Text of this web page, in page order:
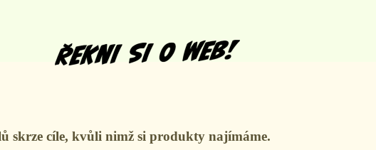
skrze cíle, kvůli nimž si produkty najímáme.